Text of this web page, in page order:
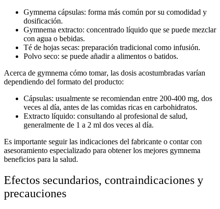
Gymnema cápsulas: forma más común por su comodidad y
dosificación.
Gymnema extracto: concentrado líquido que se puede mezclar
con agua o bebidas.
Té de hojas secas: preparación tradicional como infusión.
Polvo seco: se puede añadir a alimentos o batidos.
Acerca de gymnema cómo tomar, las dosis acostumbradas varían
dependiendo del formato del producto:
Cápsulas: usualmente se recomiendan entre 200-400 mg, dos
veces al día, antes de las comidas ricas en carbohidratos.
Extracto líquido: consultando al profesional de salud,
generalmente de 1 a 2 ml dos veces al día.
Es importante seguir las indicaciones del fabricante o contar con
asesoramiento especializado para obtener los mejores gymnema
beneficios para la salud.
Efectos secundarios, contraindicaciones y
precauciones